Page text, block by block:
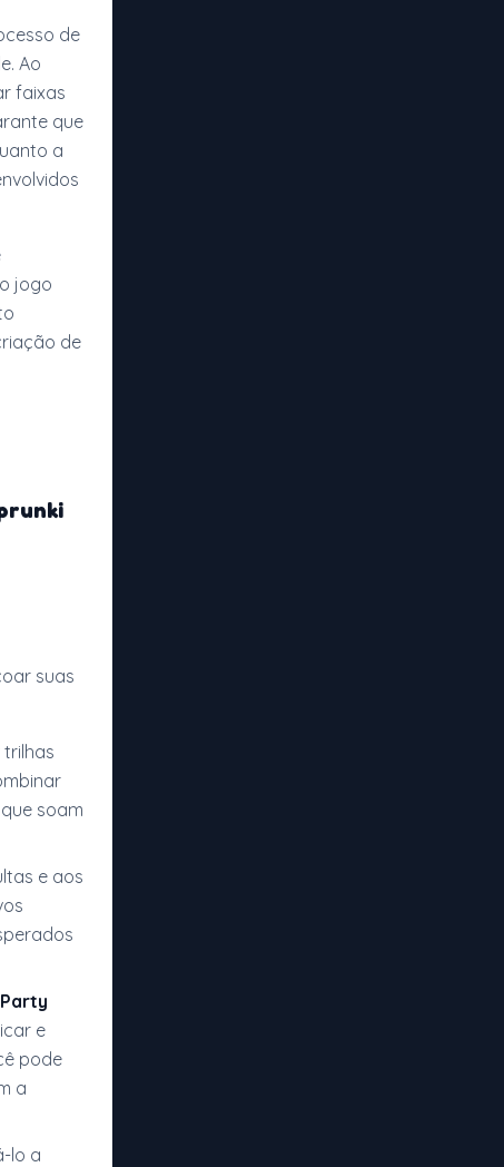
de
Ao
faixas
que
a
jogo
de
suas
trilhas
soam
e aos
e
pode
a
lo a